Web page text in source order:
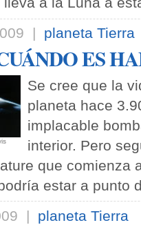
| planeta Tierra
ES
Se cree que la
planeta hace
implacable
interior. Pero
que comienza
estar a punto
| planeta Tierra